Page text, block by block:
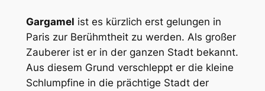
Gargamel ist es kürzlich erst gelungen in
Paris zur Berühmtheit zu werden. Als großer
Zauberer ist er in der ganzen Stadt bekannt.
Aus diesem Grund verschleppt er die kleine
Schlumpfine in die prächtige Stadt der